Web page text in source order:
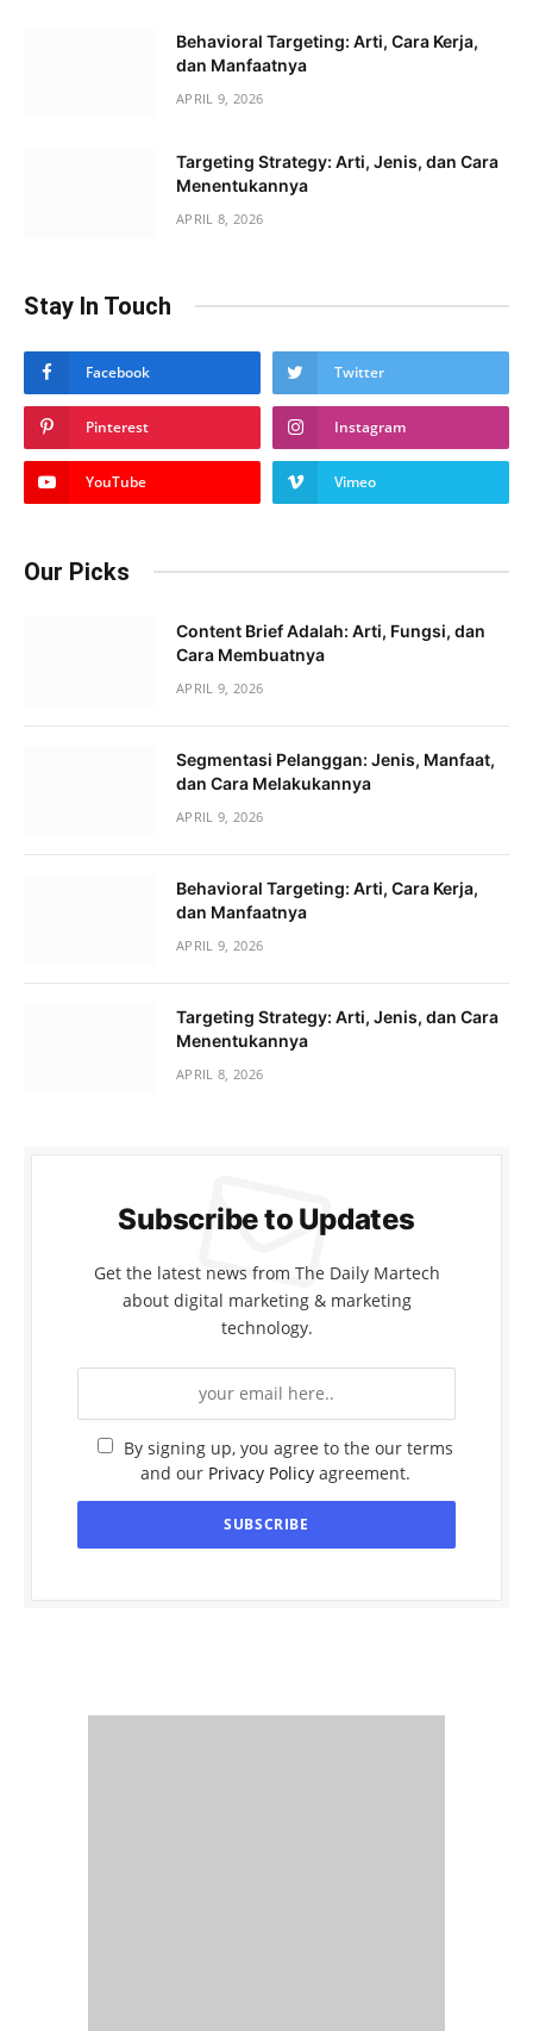
Behavioral Targeting: Arti, Cara Kerja,
dan Manfaatnya
APRIL 9, 2026
Targeting Strategy: Arti, Jenis, dan Cara
Menentukannya
APRIL 8, 2026
Stay In Touch
Facebook Twitter
Pinterest Instagram
YouTube Vimeo
Our Picks
Content Brief Adalah: Arti, Fungsi, dan
Cara Membuatnya
APRIL 9, 2026
Segmentasi Pelanggan: Jenis, Manfaat,
dan Cara Melakukannya
APRIL 9, 2026
Behavioral Targeting: Arti, Cara Kerja,
dan Manfaatnya
APRIL 9, 2026
Targeting Strategy: Arti, Jenis, dan Cara
Menentukannya
APRIL 8, 2026
Subscribe to Updates
Get the latest news from The Daily Martech
about digital marketing & marketing
technology.
By signing up, you agree to the our terms
and our Privacy Policyagreement.